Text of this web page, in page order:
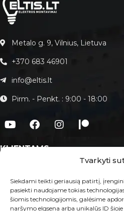
Tvarkyti
Siekdami teikti geriausią patirtį,
pasiekti naudojame tokias
šiomis technologijomis, galėsime
naršymo elgsena arba unikalūs ID
Metalo g. 9, Vilnius, Lietuva
+370 683 46901
info@eltis.lt
Pirm. - Penkt. : 9:00 - 18:00
KLIENTAMS
Paslaugos
Kontaktai